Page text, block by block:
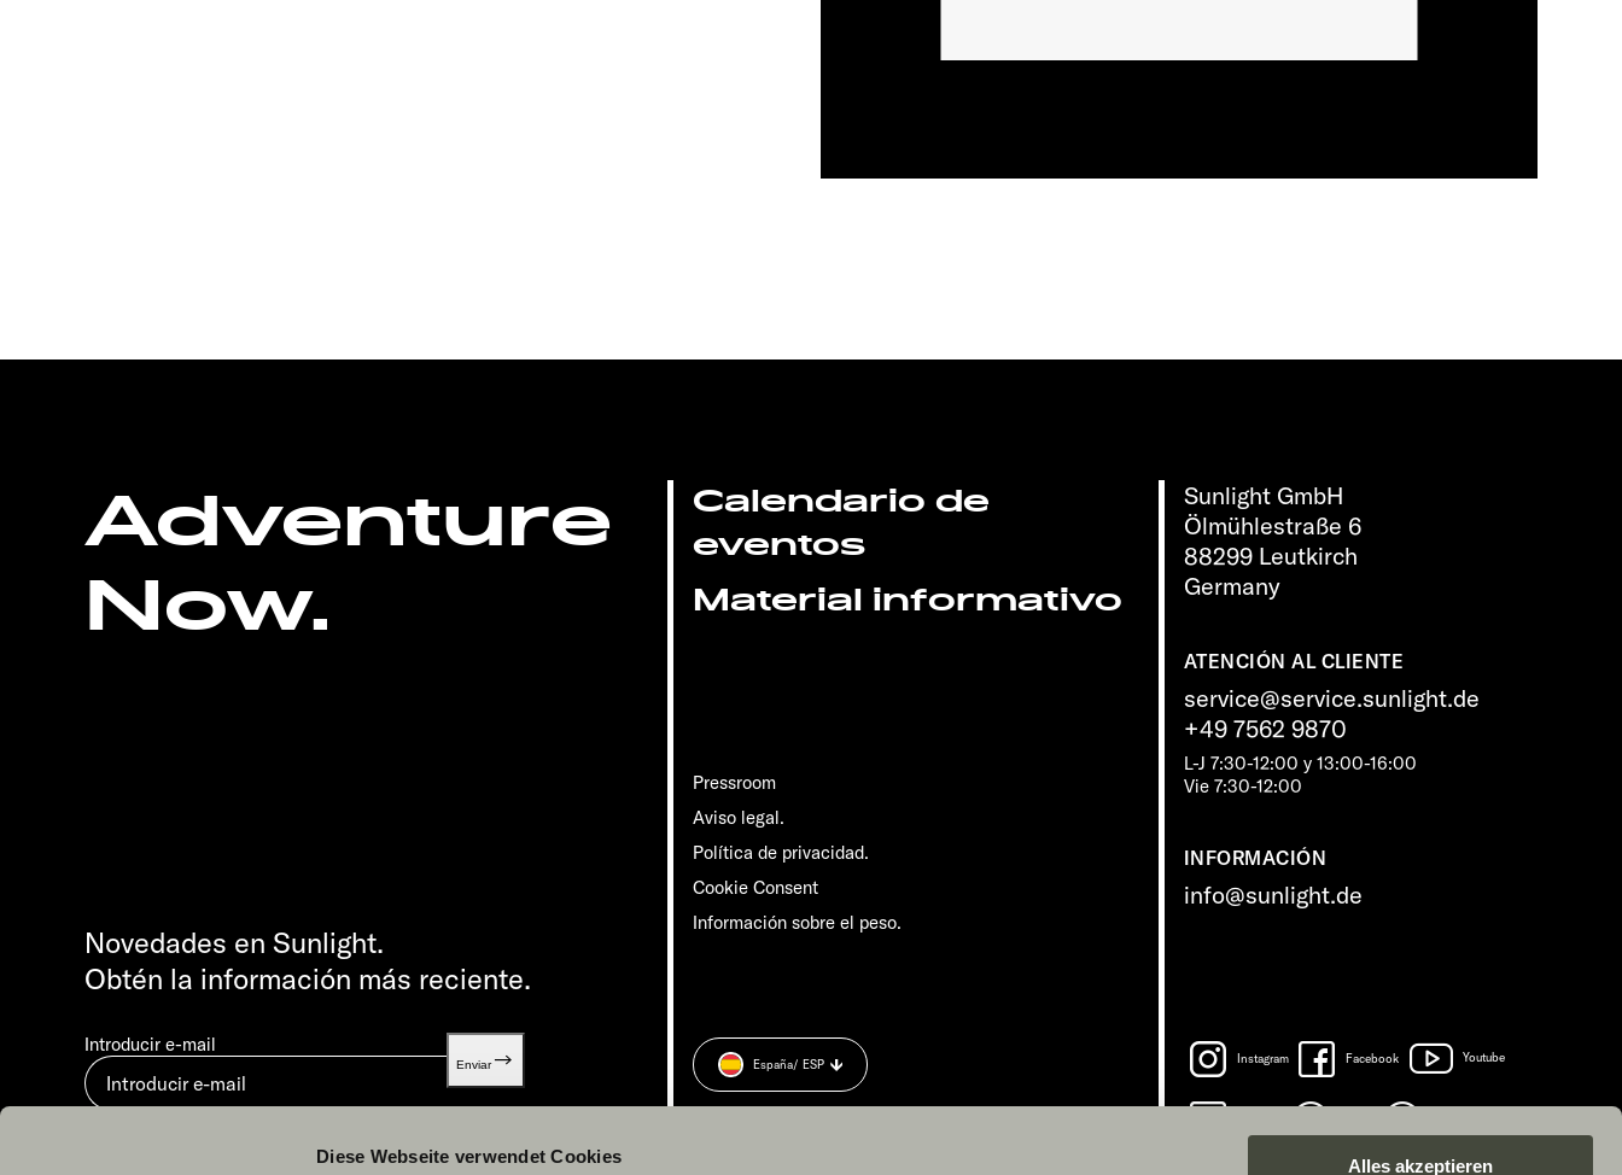
Diese Webseite verwendet Cookies Alles akzeptieren
Adventure
Now.
Sunlight GmbH
Ölmühlestraße 6
88299 Leutkirch
Germany
ATENCIÓN AL CLIENTE
service@service.sunlight.de
+49 7562 9870
L-J 7:30-12:00 y 13:00-16:00
Vie 7:30-12:00
INFORMACIÓN
info@sunlight.de
Calendario de
eventos
Material informativo
Pressroom
Aviso legal.
Política de privacidad.
Cookie Consent
Información sobre el peso.
Novedades en Sunlight.
Obtén la información más reciente.
Introducir e-mail
Enviar Instagram Facebook Youtube
España/ ESP